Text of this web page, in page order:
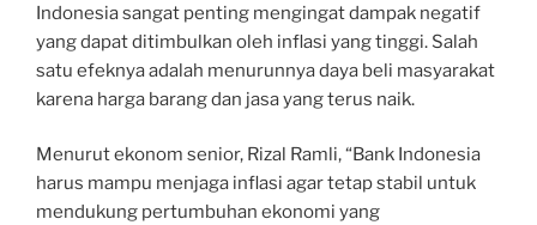
Indonesia sangat penting mengingat dampak negatif
yang dapat ditimbulkan oleh inflasi yang tinggi. Salah
satu efeknya adalah menurunnya daya beli masyarakat
karena harga barang dan jasa yang terus naik.
Menurut ekonom senior, Rizal Ramli, “Bank Indonesia
harus mampu menjaga inflasi agar tetap stabil untuk
mendukung pertumbuhan ekonomi yang